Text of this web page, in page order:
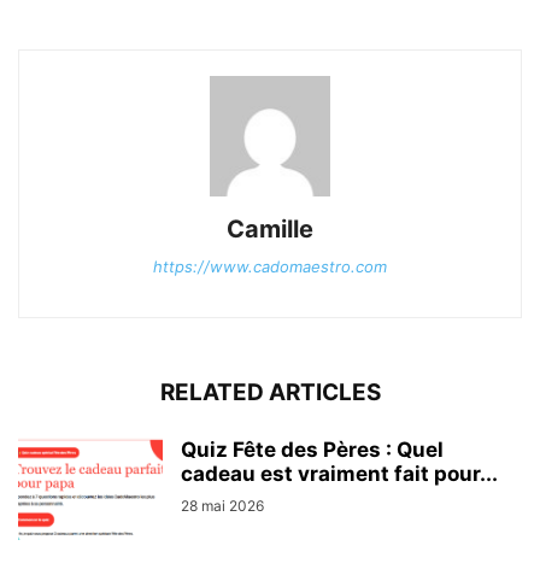
Camille
https://www.cadomaestro.com
RELATED ARTICLES
Quiz Fête des Pères : Quel
cadeau est vraiment fait pour...
28 mai 2026